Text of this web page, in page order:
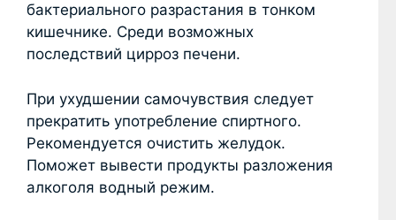
бактериального разрастания в тонком
кишечнике. Среди возможных
последствий цирроз печени.
При ухудшении самочувствия следует
прекратить употребление спиртного.
Рекомендуется очистить желудок.
Поможет вывести продукты разложения
алкоголя водный режим.